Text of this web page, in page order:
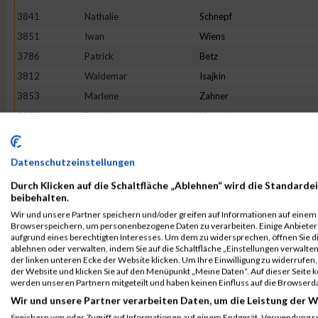
3841
Nathalie Schnepf
3851
Iwan Wiens
3786
Patrick Betz
3812
Waldemar Isajkin
3853
Marlene Zahner
3829
Rebekka Nauerth
3787
3835
3790
Elisa Braun
3818
Alexander Koch
3816
Teemu Kemppainen
3850
Christian Walter
3801
Maria
3831
Katharina Pliester
Datenschutzeinstellungen
Durch Klicken auf die Schaltfläche „Ablehnen“ wird die
beibehalten.
Wir und unsere Partner speichern und/oder greifen auf Informationen auf einem
Browserspeichern, um personenbezogene Daten zu verarbeiten. Einige
aufgrund eines berechtigten Interesses. Um dem zu widersprechen, öffnen Sie
ablehnen oder verwalten, indem Sie auf die Schaltfläche „Einstellungen
der linken unteren Ecke der Website klicken. Um Ihre Einwilligung zu
der Website und klicken Sie auf den Menüpunkt „Meine Daten“. Auf dieser
werden unseren Partnern mitgeteilt und haben keinen Einfluss auf die
Wir und unsere Partner verarbeiten Daten, um die Leistung der